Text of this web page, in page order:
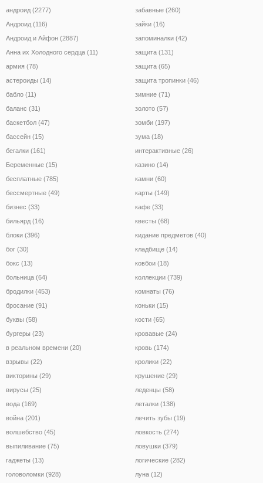
андроид (2277)
Андроид (116)
Андроид и Айфон (2887)
Анна их Холодного сердца (11)
армия (78)
астероиды (14)
бабло (11)
баланс (31)
баскетбол (47)
бассейн (15)
бегалки (161)
Беременные (15)
бесплатные (785)
бессмертные (49)
бизнес (33)
бильярд (16)
блоки (396)
бог (30)
бокс (13)
больница (64)
бродилки (453)
бросание (91)
буквы (58)
бургеры (23)
в реальном времени (20)
взрывы (22)
викторины (29)
вирусы (25)
вода (169)
война (201)
волшебство (45)
выпиливание (75)
гаджеты (13)
головоломки (928)
забавные (260)
зайки (16)
запоминалки (42)
защита (131)
защита (65)
защита тропинки (46)
зимние (71)
золото (57)
зомби (197)
зума (18)
интерактивные (26)
казино (14)
камни (60)
карты (149)
кафе (33)
квесты (68)
кидание предметов (40)
кладбище (14)
ковбои (18)
коллекции (739)
комнаты (76)
коньки (15)
кости (65)
кровавые (24)
кровь (174)
кролики (22)
крушение (29)
леденцы (58)
леталки (138)
лечить зубы (19)
ловкость (274)
ловушки (379)
логические (282)
луна (12)